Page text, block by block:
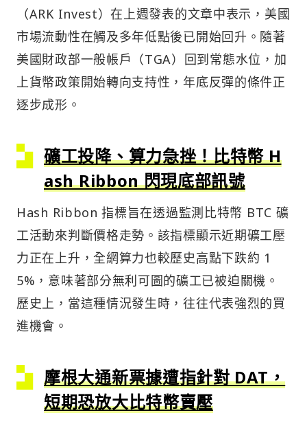
（ARK Invest）在上週發表的文章中表示，美國
市場流動性在觸及多年低點後已開始回升。隨著
美國財政部一般帳戶（TGA）回到常態水位，加
上貨幣政策開始轉向支持性，年底反彈的條件正
逐步成形。
礦工投降、算力急挫！比特幣 H
ash Ribbon 閃現底部訊號
Hash Ribbon 指標旨在透過監測比特幣 BTC 礦
工活動來判斷價格走勢。該指標顯示近期礦工壓
力正在上升，全網算力也較歷史高點下跌約 1
5%，意味著部分無利可圖的礦工已被迫關機。
歷史上，當這種情況發生時，往往代表強烈的買
進機會。
摩根大通新票據遭指針對 DAT，
短期恐放大比特幣賣壓